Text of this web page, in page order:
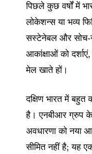
पिछले कुछ वर्षों में
लोकेशन्स या भव्य
सस्टेनेबल और सोच-
आकांक्षाओं को
मेल खाते हों।
दक्षिण भारत में बहुत
है। एनबीआर ग्रुप के
अवधारणा को नया
सीमित नहीं है; यह